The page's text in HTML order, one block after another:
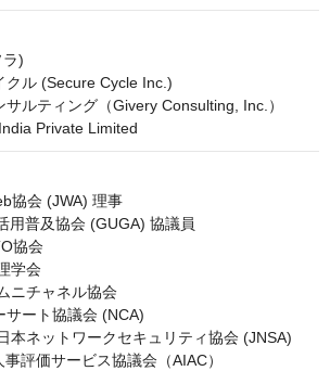
)
クル (Secure Cycle Inc.)
ルティング（Givery Consulting, Inc.）
Private Limited
協会 (JWA) 理事
用普及協会 (GUGA) 協議員
協会
学会
ニチャネル協会
サート協議会 (NCA)
本ネットワークセキュリティ協会 (JNSA)
評価サービス協議会（AIAC）